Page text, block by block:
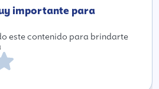
importante para
este contenido para brindarte